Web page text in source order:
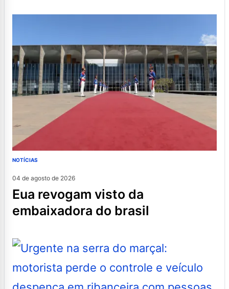
NOTÍCIAS
04 de agosto de 2026
eua revogam visto da
embaixadora do brasil